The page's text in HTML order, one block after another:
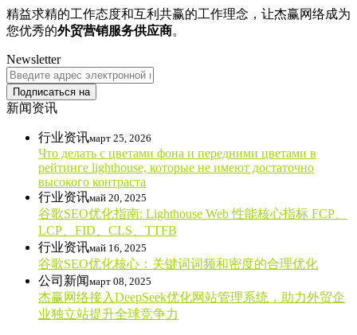
精益求精的工作态度和互利共赢的工作理念，让杰赢网络成为
您优秀的外贸营销服务供应商。
Newsletter
Подписаться на
新闻资讯
行业资讯март 25, 2026
Что делать с цветами фона и передними цветами в
рейтинге lighthouse, которые не имеют достаточно
высокого контраста
行业资讯май 20, 2025
谷歌SEO优化指南: Lighthouse Web 性能核心指标 FCP、
LCP、FID、CLS、TTFB
行业资讯май 16, 2025
谷歌SEO优化核心：关键词词频和密度的合理优化
公司新闻март 08, 2025
杰赢网络接入DeepSeek优化网站管理系统，助力外贸企
业独立站提升全球竞争力